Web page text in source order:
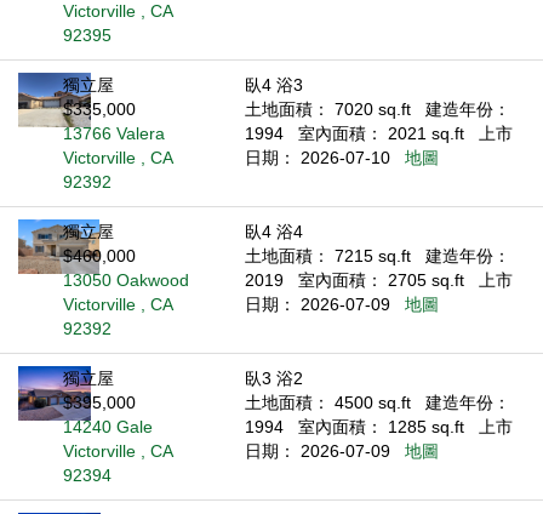
Victorville , CA
92395
獨立屋
$335,000
13766 Valera
Victorville , CA
92392
臥4 浴3
土地面積： 7020 sq.ft
建造年份：
1994
室內面積： 2021 sq.ft
上市
日期： 2026-07-10
地圖
獨立屋
$460,000
13050 Oakwood
Victorville , CA
92392
臥4 浴4
土地面積： 7215 sq.ft
建造年份：
2019
室內面積： 2705 sq.ft
上市
日期： 2026-07-09
地圖
獨立屋
$395,000
14240 Gale
Victorville , CA
92394
臥3 浴2
土地面積： 4500 sq.ft
建造年份：
1994
室內面積： 1285 sq.ft
上市
日期： 2026-07-09
地圖